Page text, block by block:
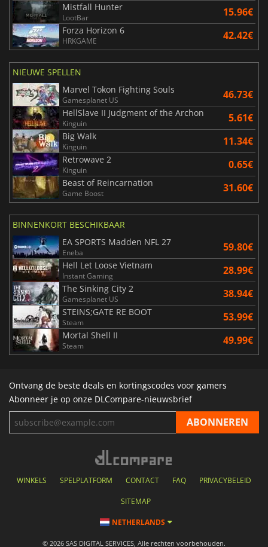
Mistfall Hunter
LootBar 15.96€
Forza Horizon 6
HRKGAME 42.42€
NIEUWE SPELLEN
Marvel Tokon Fighting Souls
Gamesplanet US 46.73€
HellSlave II Judgment of the Archon
Kinguin 5.61€
Big Walk
Kinguin 11.34€
Retrowave 2
Kinguin 0.65€
Beast of Reincarnation
Game Boost 31.60€
BINNENKORT BESCHIKBAAR
EA SPORTS Madden NFL 27
Eneba 59.80€
Hell Let Loose Vietnam
Instant Gaming 28.99€
The Sinking City 2
Gamesplanet US 38.94€
STEINS;GATE RE BOOT
Steam 53.99€
Mortal Shell II
Steam 49.99€
Ontvang de beste deals en kortingscodes voor gamers
Abonneer je op onze DLCompare-nieuwsbrief
WINKELS SPELPLATFORM CONTACT FAQ PRIVACYBELEID
SITEMAP
NETHERLANDS
© 2026 SAS DIGITAL SERVICES, Alle rechten voorbehouden.